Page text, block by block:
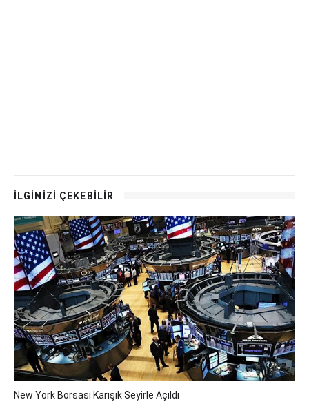
İLGİNİZİ ÇEKEBİLİR
New York Borsası Karışık Seyirle Açıldı